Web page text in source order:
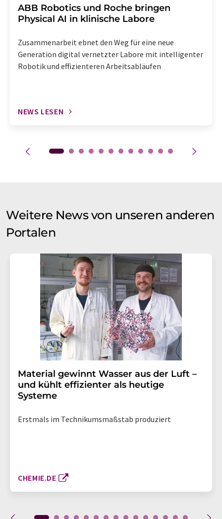
​​​​​​​ABB Robotics und Roche bringen
Physical AI in klinische Labore
Zusammenarbeit ebnet den Weg für eine neue
Generation digital vernetzter Labore mit intelligenter
Robotik und effizienteren Arbeitsabläufen
NEWS LESEN
Weitere News von unseren anderen
Portalen
Material gewinnt Wasser aus der Luft –
und kühlt effizienter als heutige
Systeme
Erstmals im Technikumsmaßstab produziert
CHEMIE.DE